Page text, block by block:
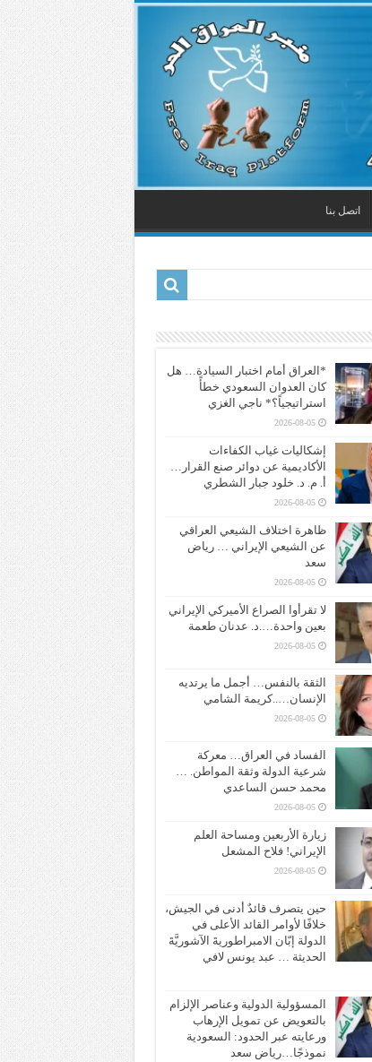
اتصل بنا
*العراق أمام اختبار السيادة… هل
كان العدوان السعودي خطأً
استراتيجياً؟* ناجي الغزي
2026-08-05
إشكاليات غياب الكفاءات
الأكاديمية عن دوائر صنع القرار…
أ. م. د. خلود جبار الشطري
2026-08-05
ظاهرة اختلاف الشيعي العراقي
عن الشيعي الإيراني … رياض
سعد
2026-08-05
لا تقرأوا الصراع الأميركي الإيراني
بعين واحدة….د. عدنان طعمة
2026-08-05
الثقة بالنفس… أجمل ما يرتديه
الإنسان…..كريمة الشامي
2026-08-05
الفساد في العراق… معركة
شرعية الدولة وثقة المواطن. …
محمد حسن الساعدي
2026-08-05
زيارة الأربعين ومساحة العلم
الإيراني! فلاح المشعل
2026-08-05
حين يتصرف قائدٌ أدنى في الجيش،
خلافًا لأوامر القائد الأعلى في
الدولة إبّان الامبراطوريةَ الآشوريَّةَ
الحديثة … عبد يونس لافي
المسؤولية الدولية وعناصر الإلزام
بالتعويض عن تمويل الإرهاب
ورعايته عبر الحدود: السعودية
نموذجًا…رياض سعد